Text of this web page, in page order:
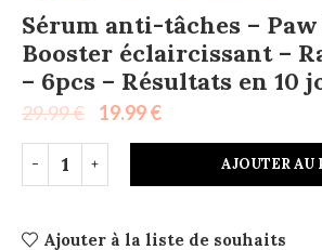
Sérum anti-tâches – Paw
Booster éclaircissant –
– 6pcs – Résultats en 10
29.99€ 19.99€
AJOUTER AU
Ajouter à la liste de souhaits